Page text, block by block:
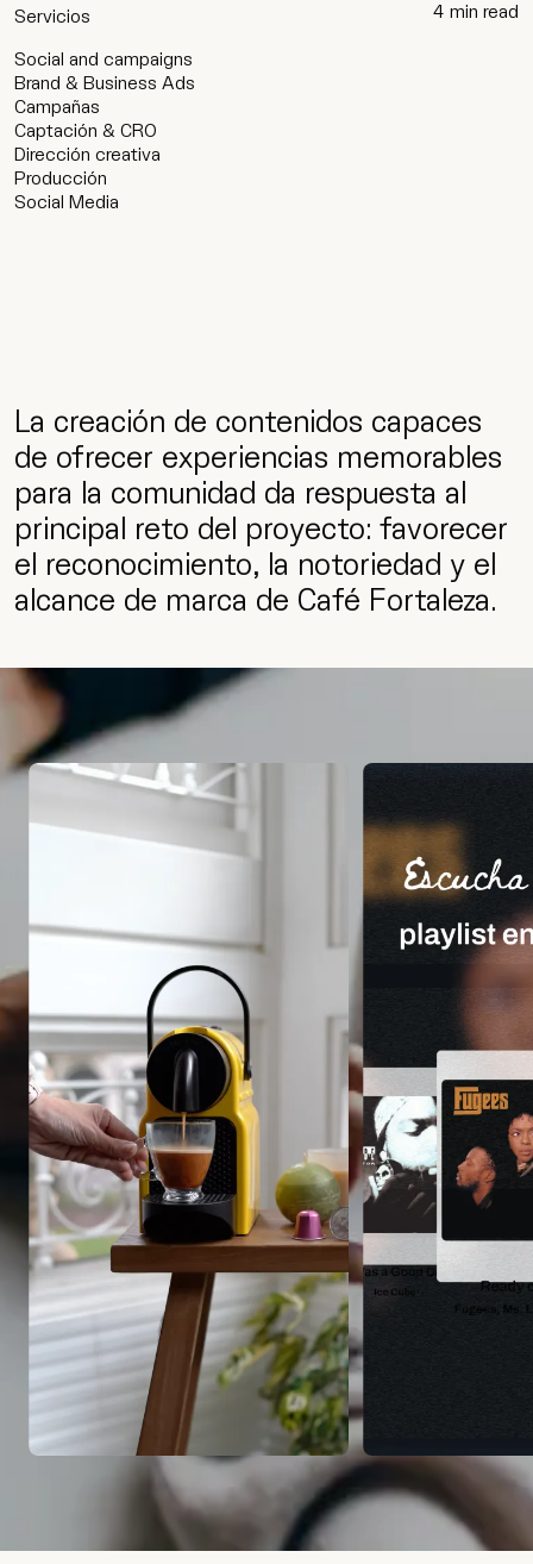
Servicios
Social and campaigns
Brand & Business Ads
Campañas
Captación & CRO
Dirección creativa
Producción
Social Media
4 min read
La creación de contenidos capaces
de ofrecer experiencias memorables
para la comunidad da respuesta al
principal reto del proyecto: favorecer
el reconocimiento, la notoriedad y el
alcance de marca de Café Fortaleza.